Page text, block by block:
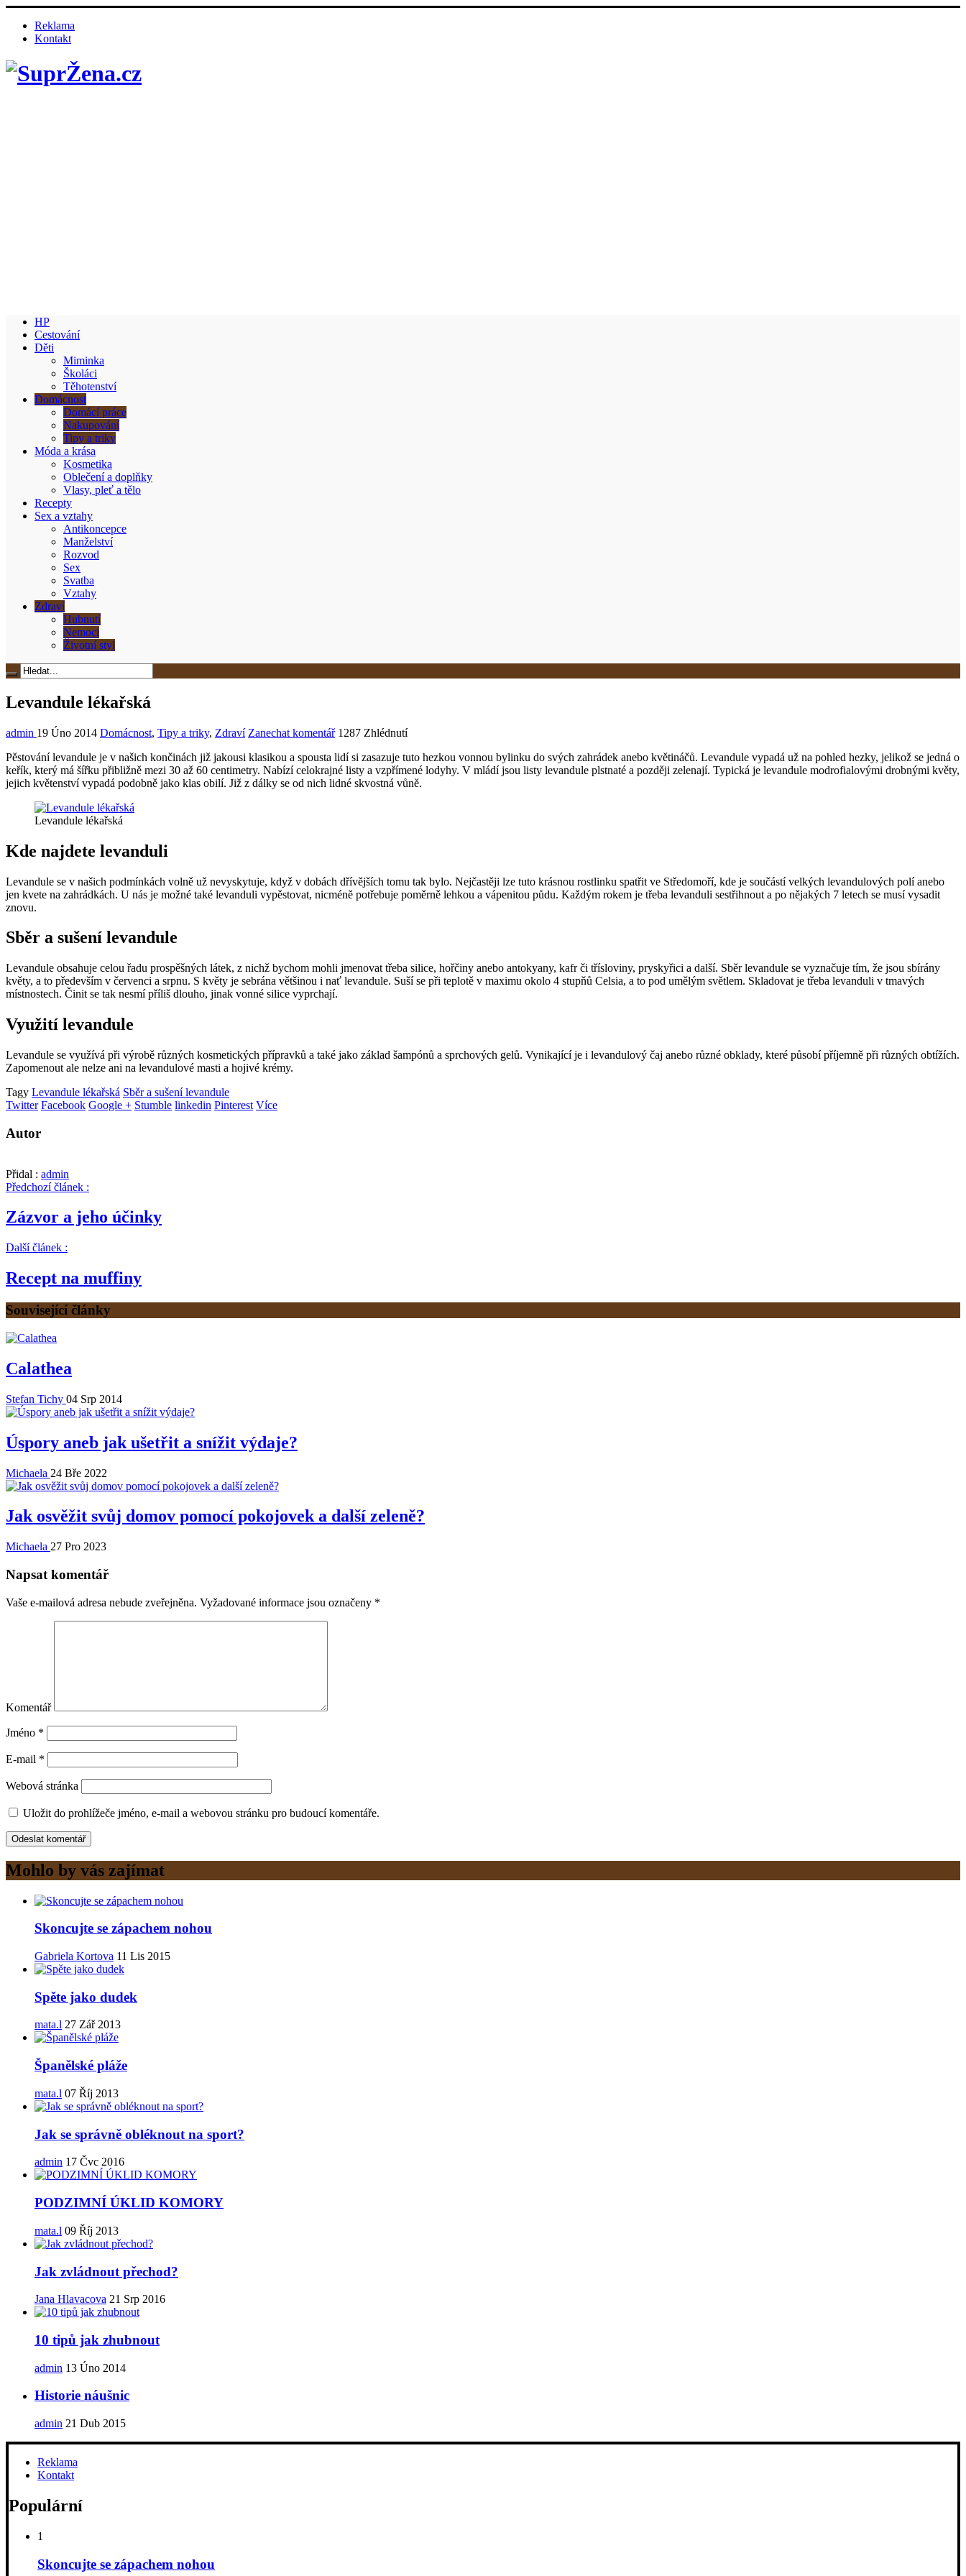
Reklama
Kontakt
HP
Cestování
Děti
Miminka
Školáci
Těhotenství
Domácnost
Domácí práce
Nakupování
Tipy a triky
Móda a krása
Kosmetika
Oblečení a doplňky
Vlasy, pleť a tělo
Recepty
Sex a vztahy
Antikoncepce
Manželství
Rozvod
Sex
Svatba
Vztahy
Zdraví
Hubnutí
Nemoci
Životní styl
Levandule lékařská
admin 19 Úno 2014 Domácnost, Tipy a triky, Zdraví Zanechat komentář 1287 Zhlédnutí
Pěstování levandule je v našich končinách již jakousi klasikou a spousta lidí si zasazuje tuto hezkou vonnou bylinku do svých zahrádek anebo květináčů. Levandule vypadá už na pohled hezky, jelikož se jedná o
keřík, který má šířku přibližně mezi 30 až 60 centimetry. Nabízí celokrajné listy a vzpřímené lodyhy. V mládí jsou listy levandule plstnaté a později zelenají. Typická je levandule modrofialovými drobnými květy,
jejich květenství vypadá podobně jako klas obilí. Již z dálky se od nich lidné skvostná vůně.
Levandule lékařská
Kde najdete levanduli
Levandule se v našich podmínkách volně už nevyskytuje, když v dobách dřívějších tomu tak bylo. Nejčastěji lze tuto krásnou rostlinku spatřit ve Středomoří, kde je součástí velkých levandulových polí anebo
jen kvete na zahrádkách. U nás je možné také levanduli vypěstovat, nicméně potřebuje poměrně lehkou a vápenitou půdu. Každým rokem je třeba levanduli sestřihnout a po nějakých 7 letech se musí vysadit
znovu.
Sběr a sušení levandule
Levandule obsahuje celou řadu prospěšných látek, z nichž bychom mohli jmenovat třeba silice, hořčiny anebo antokyany, kafr či třísloviny, pryskyřici a další. Sběr levandule se vyznačuje tím, že jsou sbírány
květy, a to především v červenci a srpnu. S květy je sebrána většinou i nať levandule. Suší se při teplotě v maximu okolo 4 stupňů Celsia, a to pod umělým světlem. Skladovat je třeba levanduli v tmavých
místnostech. Činit se tak nesmí příliš dlouho, jinak vonné silice vyprchají.
Využití levandule
Levandule se využívá při výrobě různých kosmetických přípravků a také jako základ šampónů a sprchových gelů. Vynikající je i levandulový čaj anebo různé obklady, které působí příjemně při různých obtížích.
Zapomenout ale nelze ani na levandulové masti a hojivé krémy.
Tagy Levandule lékařská Sběr a sušení levandule
Twitter Facebook Google + Stumble linkedin Pinterest Více
Autor
Přidal : admin
Předchozí článek :
Zázvor a jeho účinky
Další článek :
Recept na muffiny
Související články
Calathea
Stefan Tichy 04 Srp 2014
Úspory aneb jak ušetřit a snížit výdaje?
Michaela 24 Bře 2022
Jak osvěžit svůj domov pomocí pokojovek a další zeleně?
Michaela 27 Pro 2023
Napsat komentář
Vaše e-mailová adresa nebude zveřejněna. Vyžadované informace jsou označeny *
Komentář
Jméno *
E-mail *
Webová stránka
Uložit do prohlížeče jméno, e-mail a webovou stránku pro budoucí komentáře.
Mohlo by vás zajímat
Skoncujte se zápachem nohou
Gabriela Kortova 11 Lis 2015
Spěte jako dudek
mata.l 27 Zář 2013
Španělské pláže
mata.l 07 Říj 2013
Jak se správně obléknout na sport?
admin 17 Čvc 2016
PODZIMNÍ ÚKLID KOMORY
mata.l 09 Říj 2013
Jak zvládnout přechod?
Jana Hlavacova 21 Srp 2016
10 tipů jak zhubnout
admin 13 Úno 2014
Historie náušnic
admin 21 Dub 2015
Reklama
Kontakt
Populární
1
Skoncujte se zápachem nohou